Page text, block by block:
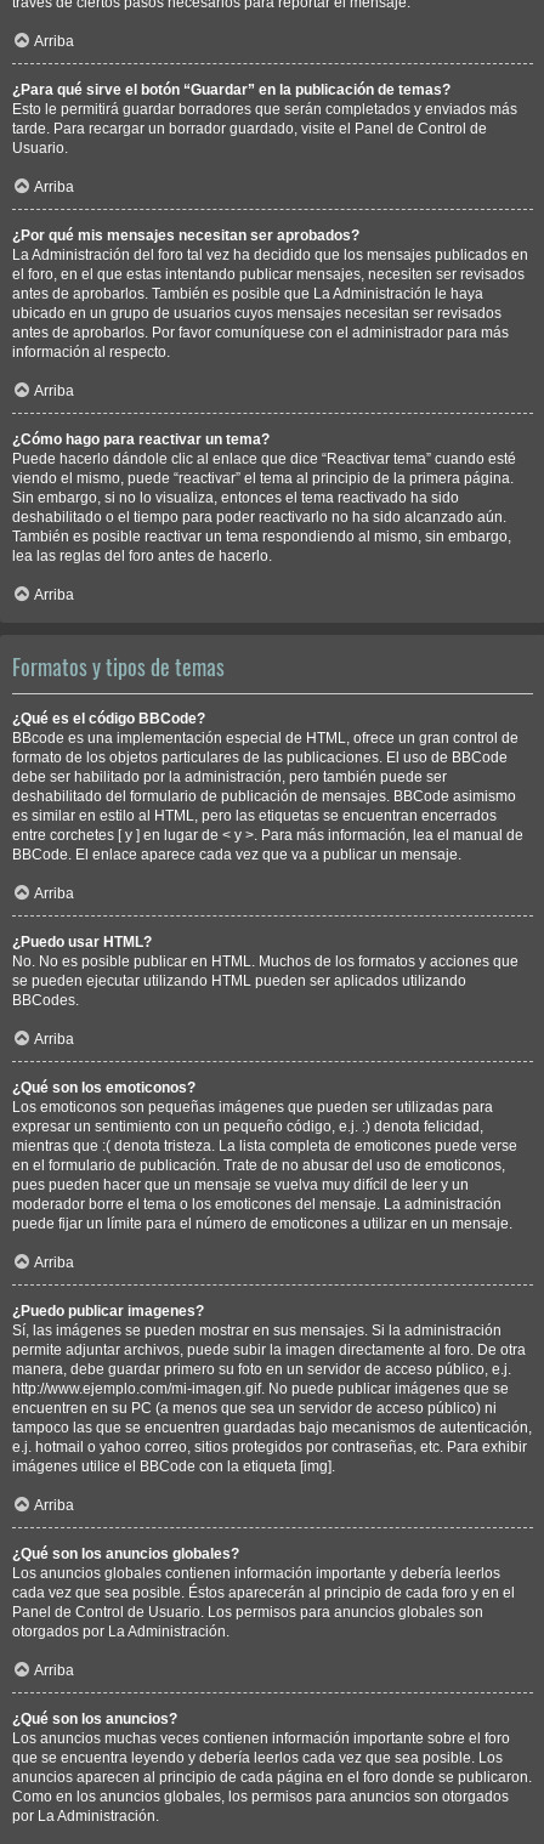
Arriba
¿Para qué sirve el botón “Guardar” en la publicación de temas?
Esto le permitirá guardar borradores que serán completados y enviados más
tarde. Para recargar un borrador guardado, visite el Panel de Control de
Usuario.
Arriba
¿Por qué mis mensajes necesitan ser aprobados?
La Administración del foro tal vez ha decidido que los mensajes publicados en
el foro, en el que estas intentando publicar mensajes, necesiten ser revisados
antes de aprobarlos. También es posible que La Administración le haya
ubicado en un grupo de usuarios cuyos mensajes necesitan ser revisados
antes de aprobarlos. Por favor comuníquese con el administrador para más
información al respecto.
Arriba
¿Cómo hago para reactivar un tema?
Puede hacerlo dándole clic al enlace que dice “Reactivar tema” cuando esté
viendo el mismo, puede “reactivar” el tema al principio de la primera página.
Sin embargo, si no lo visualiza, entonces el tema reactivado ha sido
deshabilitado o el tiempo para poder reactivarlo no ha sido alcanzado aún.
También es posible reactivar un tema respondiendo al mismo, sin embargo,
lea las reglas del foro antes de hacerlo.
Arriba
Formatos y tipos de temas
¿Qué es el código BBCode?
BBcode es una implementación especial de HTML, ofrece un gran control de
formato de los objetos particulares de las publicaciones. El uso de BBCode
debe ser habilitado por la administración, pero también puede ser
deshabilitado del formulario de publicación de mensajes. BBCode asimismo
es similar en estilo al HTML, pero las etiquetas se encuentran encerrados
entre corchetes [ y ] en lugar de < y >. Para más información, lea el manual de
BBCode. El enlace aparece cada vez que va a publicar un mensaje.
Arriba
¿Puedo usar HTML?
No. No es posible publicar en HTML. Muchos de los formatos y acciones que
se pueden ejecutar utilizando HTML pueden ser aplicados utilizando
BBCodes.
Arriba
¿Qué son los emoticonos?
Los emoticonos son pequeñas imágenes que pueden ser utilizadas para
expresar un sentimiento con un pequeño código, e.j. :) denota felicidad,
mientras que :( denota tristeza. La lista completa de emoticones puede verse
en el formulario de publicación. Trate de no abusar del uso de emoticonos,
pues pueden hacer que un mensaje se vuelva muy difícil de leer y un
moderador borre el tema o los emoticones del mensaje. La administración
puede fijar un límite para el número de emoticones a utilizar en un mensaje.
Arriba
¿Puedo publicar imagenes?
Sí, las imágenes se pueden mostrar en sus mensajes. Si la administración
permite adjuntar archivos, puede subir la imagen directamente al foro. De otra
manera, debe guardar primero su foto en un servidor de acceso público, e.j.
http://www.ejemplo.com/mi-imagen.gif. No puede publicar imágenes que se
encuentren en su PC (a menos que sea un servidor de acceso público) ni
tampoco las que se encuentren guardadas bajo mecanismos de autenticación,
e.j. hotmail o yahoo correo, sitios protegidos por contraseñas, etc. Para exhibir
imágenes utilice el BBCode con la etiqueta [img].
Arriba
¿Qué son los anuncios globales?
Los anuncios globales contienen información importante y debería leerlos
cada vez que sea posible. Éstos aparecerán al principio de cada foro y en el
Panel de Control de Usuario. Los permisos para anuncios globales son
otorgados por La Administración.
Arriba
¿Qué son los anuncios?
Los anuncios muchas veces contienen información importante sobre el foro
que se encuentra leyendo y debería leerlos cada vez que sea posible. Los
anuncios aparecen al principio de cada página en el foro donde se publicaron.
Como en los anuncios globales, los permisos para anuncios son otorgados
por La Administración.